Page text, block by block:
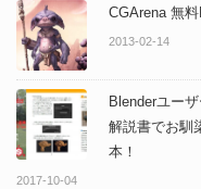
CGArena 無
2013-02-14
Blenderユー
解説書でお馴
本！
2017-10-04